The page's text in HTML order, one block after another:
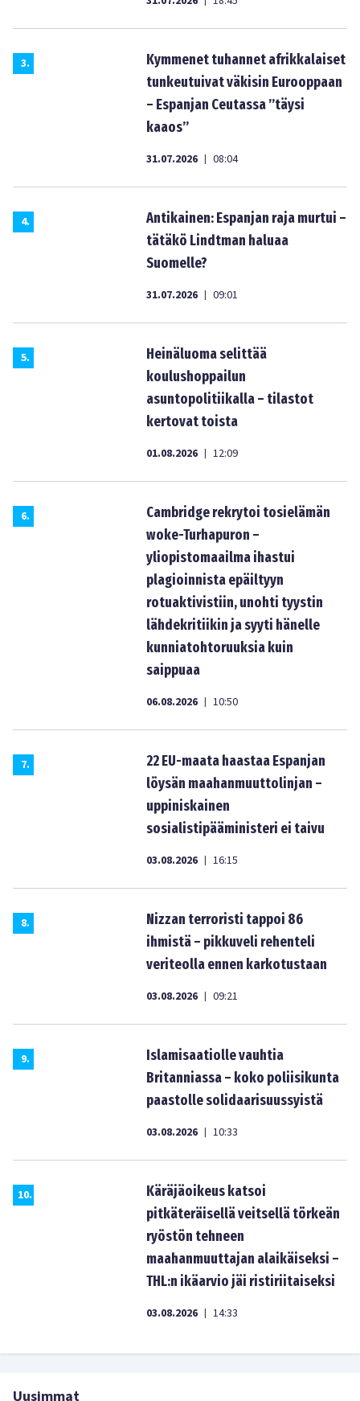
3.
Kymmenet tuhannet afrikkalaiset
tunkeutuivat väkisin Eurooppaan
– Espanjan Ceutassa ”täysi
kaaos”
31.07.2026 | 08:04
4.
Antikainen: Espanjan raja murtui –
tätäkö Lindtman haluaa
Suomelle?
31.07.2026 | 09:01
5.
Heinäluoma selittää
koulushoppailun
asuntopolitiikalla – tilastot
kertovat toista
01.08.2026 | 12:09
6.
Cambridge rekrytoi tosielämän
woke-Turhapuron –
yliopistomaailma ihastui
plagioinnista epäiltyyn
rotuaktivistiin, unohti tyystin
lähdekritiikin ja syyti hänelle
kunniatohtoruuksia kuin
saippuaa
06.08.2026 | 10:50
7.
22 EU-maata haastaa Espanjan
löysän maahanmuuttolinjan –
uppiniskainen
sosialistipääministeri ei taivu
03.08.2026 | 16:15
8.
Nizzan terroristi tappoi 86
ihmistä – pikkuveli rehenteli
veriteolla ennen karkotustaan
03.08.2026 | 09:21
9.
Islamisaatiolle vauhtia
Britanniassa – koko poliisikunta
paastolle solidaarisuussyistä
03.08.2026 | 10:33
10.
Käräjäoikeus katsoi
pitkäteräisellä veitsellä törkeän
ryöstön tehneen
maahanmuuttajan alaikäiseksi –
THL:n ikäarvio jäi ristiriitaiseksi
03.08.2026 | 14:33
Uusimmat